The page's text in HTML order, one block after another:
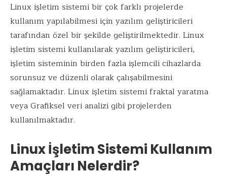
Linux işletim sistemi bir çok farklı projelerde
kullanım yapılabilmesi için yazılım geliştiricileri
tarafından özel bir şekilde geliştirilmektedir. Linux
işletim sistemi kullanılarak yazılım geliştiricileri,
işletim sisteminin birden fazla işlemcili cihazlarda
sorunsuz ve düzenli olarak çalışabilmesini
sağlamaktadır. Linux işletim sistemi fraktal yaratma
veya Grafiksel veri analizi gibi projelerden
kullanılmaktadır.
Linux İşletim Sistemi Kullanım
Amaçları Nelerdir?